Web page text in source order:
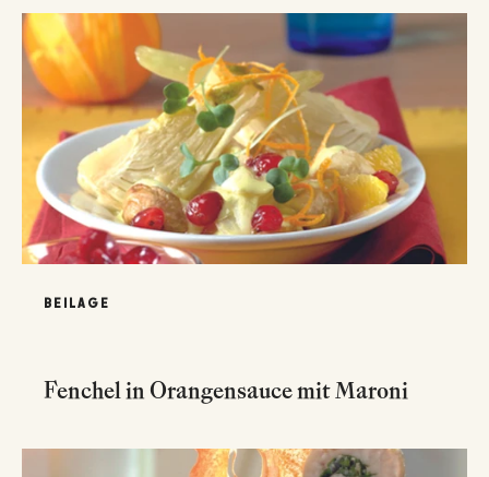
BEILAGE
Fenchel in Orangensauce mit Maroni